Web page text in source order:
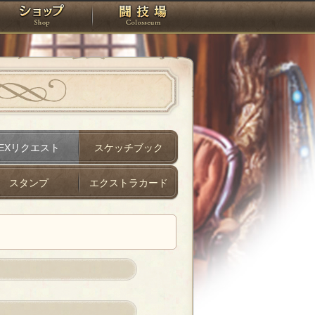
タジオ ショップ 闘技場
リクエスト スケッチブック
スタンプ エクストラカード